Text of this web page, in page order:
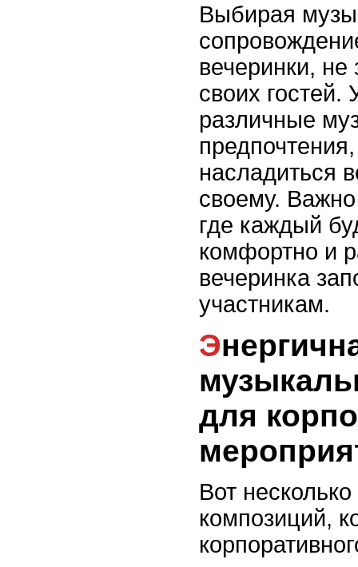
Выбирая
вечеринки, не
своих гостей.
различные
насладиться
своему.
где каждый
комфортно и
вечеринка
участникам.
Энергичная
для
Вот
композиций,